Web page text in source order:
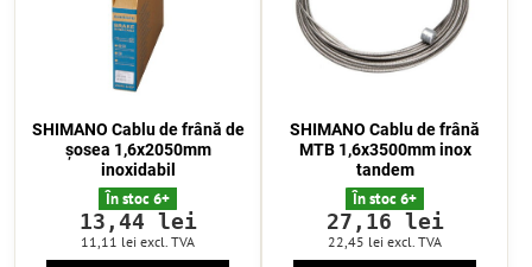
SHIMANO Cablu de frână de
șosea 1,6x2050mm
inoxidabil
În stoc 6+
13,44 lei
11,11 lei excl. TVA
SHIMANO Cablu de frână
MTB 1,6x3500mm inox
tandem
În stoc 6+
27,16 lei
22,45 lei excl. TVA